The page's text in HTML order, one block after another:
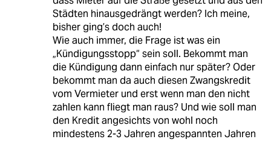
Städten hinausgedrängt werden? Ich meine,
bisher ging’s doch auch!
Wie auch immer, die Frage ist was ein
„Kündigungsstopp“ sein soll. Bekommt man
die Kündigung dann einfach nur später? Oder
bekommt man da auch diesen Zwangskredit
vom Vermieter und erst wenn man den nicht
zahlen kann fliegt man raus? Und wie soll man
den Kredit angesichts von wohl noch
mindestens 2-3 Jahren angespannten Jahren